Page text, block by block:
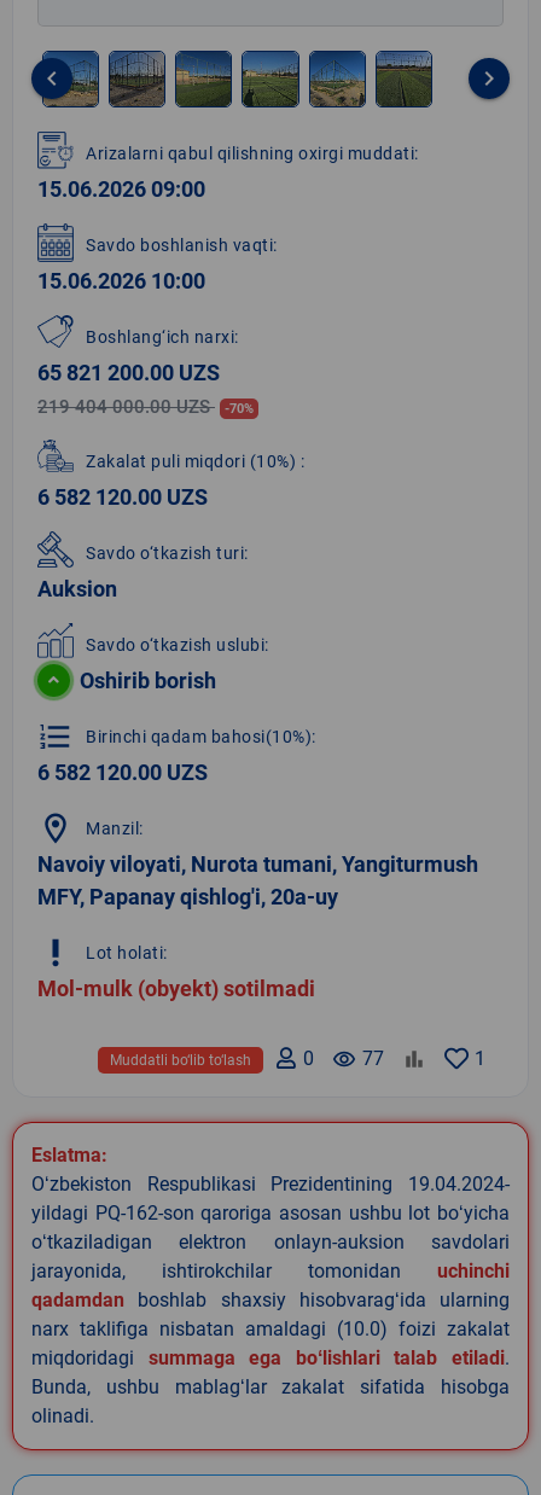
1
of
6
keyboard_arrow_left keyboard_arrow_right
Arizalarni qabul qilishning oxirgi muddati:
15.06.2026 09:00
Savdo boshlanish vaqti:
15.06.2026 10:00
Boshlang‘ich narxi:
65 821 200.00 UZS
219 404 000.00 UZS -70%
Zakalat puli miqdori (10%) :
6 582 120.00 UZS
Savdo o‘tkazish turi:
Auksion
Savdo o‘tkazish uslubi:
Oshirib borish
format_list_numbered Birinchi qadam bahosi(10%):
6 582 120.00 UZS
location_on Manzil:
Navoiy viloyati, Nurota tumani, Yangiturmush
MFY, Papanay qishlog'i, 20a-uy
priority_high Lot holati:
Mol-mulk (obyekt) sotilmadi
1
remove_red_eye 77
0
Muddatli bo‘lib to‘lash
Eslatma:
Oʻzbekiston Respublikasi Prezidentining 19.04.2024-
yildagi PQ-162-son qaroriga asosan ushbu lot boʻyicha
oʻtkaziladigan elektron onlayn-auksion savdolari
jarayonida, ishtirokchilar tomonidan uchinchi
qadamdan boshlab shaxsiy hisobvaragʻida ularning
narx taklifiga nisbatan amaldagi (10.0) foizi zakalat
miqdoridagi summaga ega boʻlishlari talab etiladi.
Bunda, ushbu mablagʻlar zakalat sifatida hisobga
olinadi.